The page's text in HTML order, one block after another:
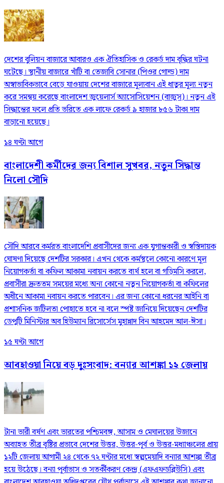
দেশের বুলিয়ন বাজারে আবারও এক ঐতিহাসিক ও রেকর্ড দাম বৃদ্ধির ঘটনা
ঘটেছে। স্থানীয় বাজারে খাঁটি বা তেজাবি সোনার (পিওর গোল্ড) দাম
অস্বাভাবিকভাবে বেড়ে যাওয়ায় দেশের বাজারে মূল্যবান এই ধাতুর মূল্য নতুন
করে সমন্বয় করেছে বাংলাদেশ জুয়েলার্স অ্যাসোসিয়েশন (বাজুস)। নতুন এই
সিদ্ধান্তের ফলে প্রতি ভরিতে এক লাফে রেকর্ড ৯ হাজার ৮৫৬ টাকা দাম
বাড়ানো হয়েছে।
১৪ ঘণ্টা আগে
বাংলাদেশী কর্মীদের জন্য বিশাল সুখবর, নতুন সিদ্ধান্ত
নিলো সৌদি
সৌদি আরবে কর্মরত বাংলাদেশি প্রবাসীদের জন্য এক যুগান্তকারী ও স্বস্তিদায়ক
ঘোষণা দিয়েছে দেশটির সরকার। এখন থেকে কর্মস্থলে কোনো কারণে মূল
নিয়োগকর্তা বা কফিল আকামা নবায়ন করতে ব্যর্থ হলে বা গড়িমসি করলে,
প্রবাসীরা দ্রুততম সময়ের মধ্যে অন্য কোনো নতুন নিয়োগকর্তা বা কফিলের
অধীনে আকামা নবায়ন করতে পারবেন। এর জন্য কোনো ধরনের আইনি বা
প্রশাসনিক জটিলতা পোহাতে হবে না বলে স্পষ্ট জানিয়ে দিয়েছেন দেশটির
ডেপুটি মিনিস্টার অব হিউম্যান রিসোর্সেস মুহান্নাদ বিন আহমেদ আল-ঈসা।
১৫ ঘণ্টা আগে
আবহাওয়া নিয়ে বড় দুঃসংবাদ: বন্যার আশঙ্কা ১২ জেলায়
টানা ভারী বর্ষণ এবং ভারতের পশ্চিমবঙ্গ, আসাম ও মেঘালয়ের উজানে
অব্যাহত তীব্র বৃষ্টির প্রভাবে দেশের উত্তর, উত্তর-পূর্ব ও উত্তর-মধ্যাঞ্চলের প্রায়
১২টি জেলায় আগামী ২৪ থেকে ৭২ ঘণ্টার মধ্যে স্বল্পমেয়াদি বন্যার আশঙ্কা তীব্র
হয়ে উঠেছে। বন্যা পূর্বাভাস ও সতর্কীকরণ কেন্দ্র (এফএফডব্লিউসি) এবং